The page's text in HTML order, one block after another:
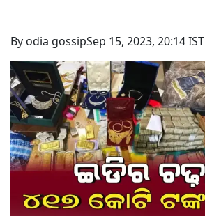
By odia gossipSep 15, 2023, 20:14 IST